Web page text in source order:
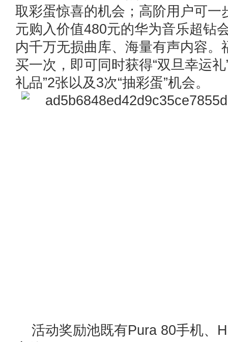
取彩蛋惊喜的机会；高阶用户可一
元购入价值480元的华为音乐超钻
内千万无损曲库、海量有声内容。
买一次，即可同时获得“双旦幸运
礼品”2张以及3次“抽彩蛋”机会。
活动奖励池既有Pura 80手机、